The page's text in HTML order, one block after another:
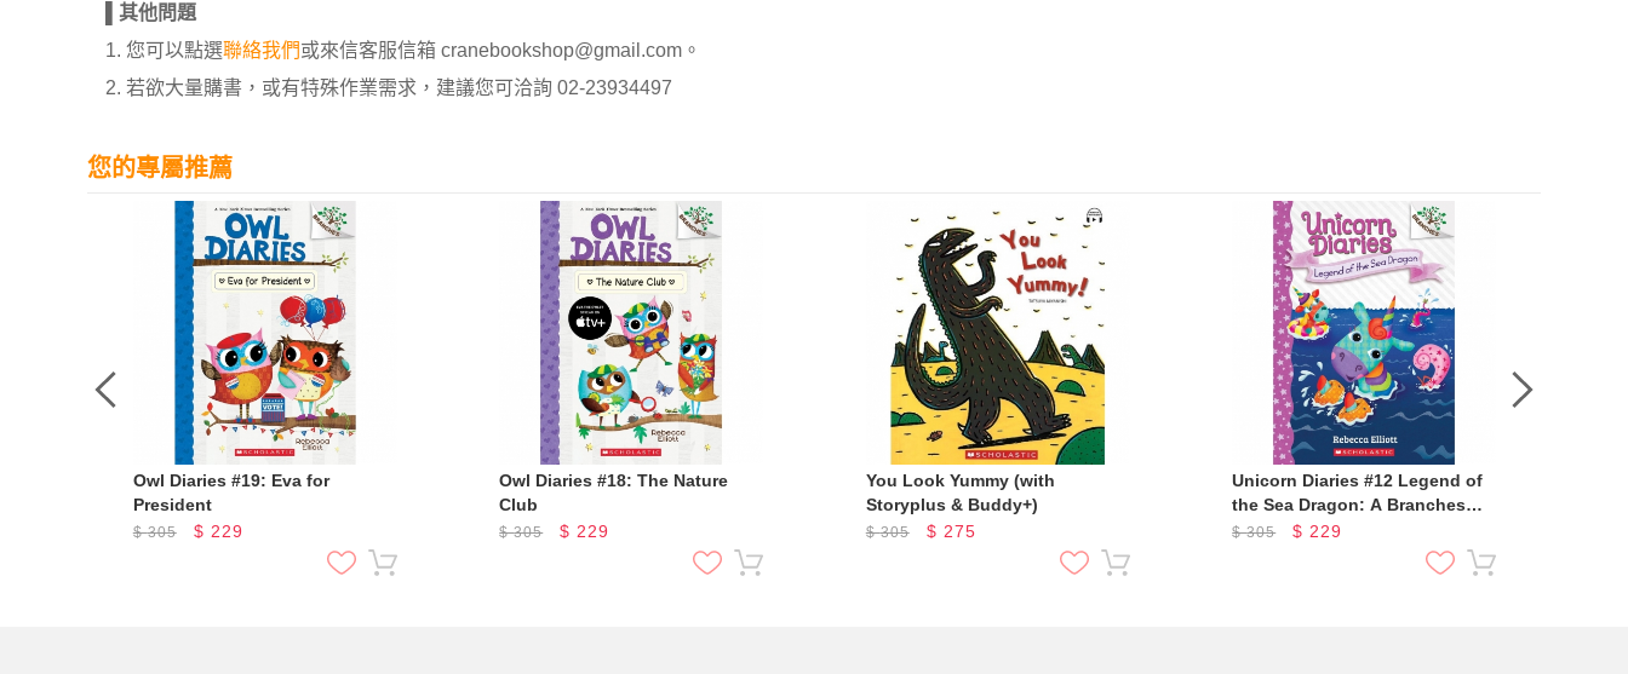
其他問題
1. 您可以點選聯絡我們或來信客服信箱 cranebookshop@gmail.com。
2. 若欲大量購書，或有特殊作業需求，建議您可洽詢 02-23934497
您的專屬推薦
Owl Diaries #19: Eva for
President
$305 $ 229
Owl Diaries #18: The Nature
Club
$305 $ 229
You Look Yummy (with
Storyplus & Buddy+)
$305 $ 275
Unicorn Diaries #12 Legend of
the Sea Dragon: A Branches
Book
$305 $ 229